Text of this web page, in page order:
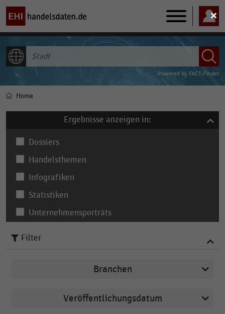
Main
navigation
Powered by FACT-Finder
Pfadnavigation
Home
Ergebnisse anzeigen in:
Dossiers
Handelsthemen
Infografiken
Statistiken
Unternehmensporträts
Filter
Branchen
Veröffentlichungsdatum